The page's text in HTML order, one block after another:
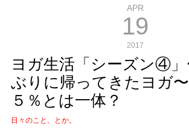
APR
19
2017
ヨガ生活「シーズン④」
ぶりに帰ってきたヨガ
５％とは一体？
日々のこと、とか。